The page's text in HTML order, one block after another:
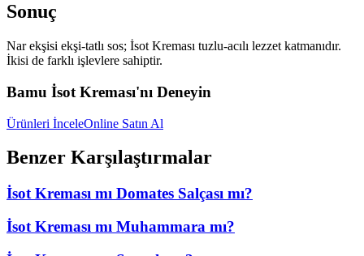
Sonuç
Nar ekşisi ekşi-tatlı sos; İsot Kreması tuzlu-acılı lezzet katmanıdır.
İkisi de farklı işlevlere sahiptir.
Bamu İsot Kreması'nı Deneyin
Ürünleri İnceleOnline Satın Al
Benzer Karşılaştırmalar
İsot Kreması mı Domates Salçası mı?
İsot Kreması mı Muhammara mı?